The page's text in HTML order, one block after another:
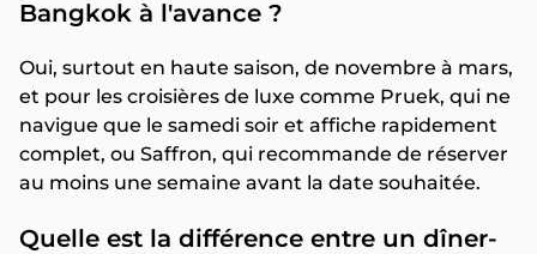
Bangkok à l'avance ?
Oui, surtout en haute saison, de novembre à mars,
et pour les croisières de luxe comme Pruek, qui ne
navigue que le samedi soir et affiche rapidement
complet, ou Saffron, qui recommande de réserver
au moins une semaine avant la date souhaitée.
Quelle est la différence entre un dîner-